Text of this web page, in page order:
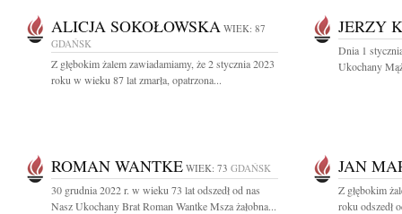
ALICJA SOKOŁOWSKA WIEK: 87
GDAŃSK
Z głębokim żalem zawiadamiamy, że 2 stycznia 2023
roku w wieku 87 lat zmarła, opatrzona...
JERZY
Dnia 1
Ukochany
ROMAN WANTKE WIEK: 73 GDAŃSK
30 grudnia 2022 r. w wieku 73 lat odszedł od nas
Nasz Ukochany Brat Roman Wantke Msza żałobna...
JAN
Z głębokim
roku odszedł